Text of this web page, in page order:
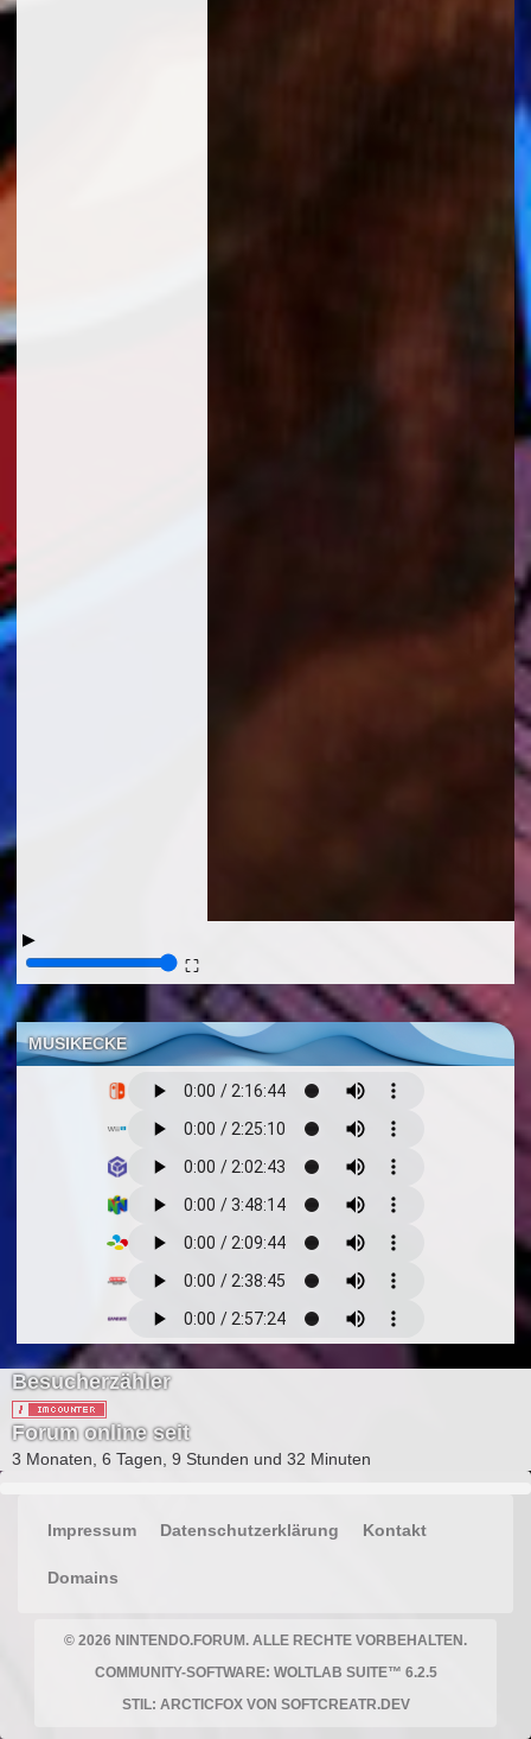
▶
⛶
MUSIKECKE
Besucherzähler
Forum online seit
3 Monaten, 6 Tagen, 9 Stunden und 32 Minuten
Impressum Datenschutzerklärung Kontakt
Domains
© 2026 NINTENDO.FORUM . ALLE RECHTE VORBEHALTEN.
COMMUNITY-SOFTWARE: WOLTLAB SUITE™ 6.2.5
STIL: ARCTICFOXVON SOFTCREATR.DEV